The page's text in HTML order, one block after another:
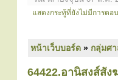
แสดงกระทู้ที่ยังไม่มีการตอบ
หน้าเว็บบอร์ด » กลุ่มศ
64422.อานิสงส์สัง